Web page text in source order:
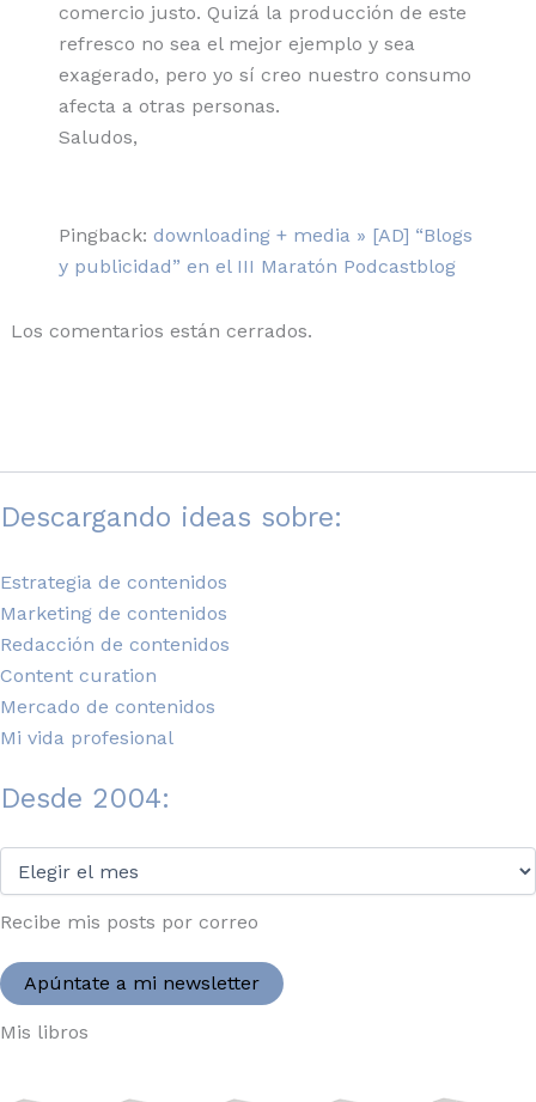
comercio justo. Quizá la producción de este
refresco no sea el mejor ejemplo y sea
exagerado, pero yo sí creo nuestro consumo
afecta a otras personas.
Saludos,
Pingback: downloading + media » [AD] “Blogs
y publicidad” en el III Maratón Podcastblog
Los comentarios están cerrados.
Descargando ideas sobre:
Estrategia de contenidos
Marketing de contenidos
Redacción de contenidos
Content curation
Mercado de contenidos
Mi vida profesional
Desde 2004:
2004:
Recibe mis posts por correo
Apúntate a mi newsletter
Mis libros